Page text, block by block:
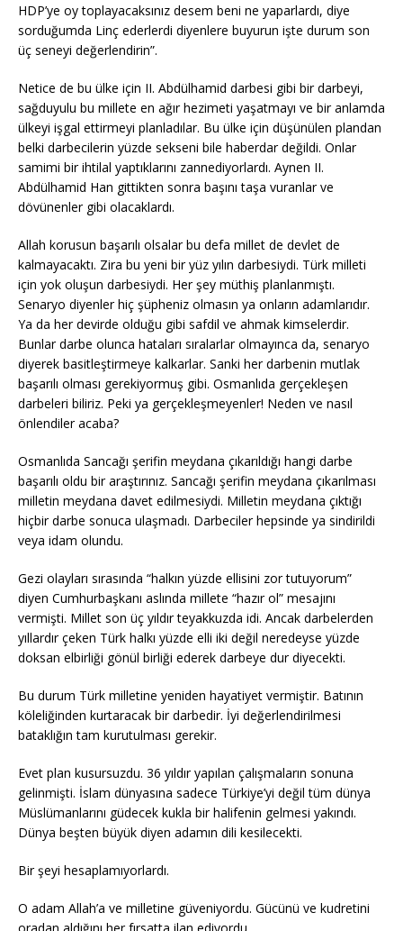
HDP’ye oy toplayacaksınız desem beni ne yaparlardı, diye
sorduğumda Linç ederlerdi diyenlere buyurun işte durum son
üç seneyi değerlendirin”.
Netice de bu ülke için II. Abdülhamid darbesi gibi bir darbeyi,
sağduyulu bu millete en ağır hezimeti yaşatmayı ve bir anlamda
ülkeyi işgal ettirmeyi planladılar. Bu ülke için düşünülen plandan
belki darbecilerin yüzde sekseni bile haberdar değildi. Onlar
samimi bir ihtilal yaptıklarını zannediyorlardı. Aynen II.
Abdülhamid Han gittikten sonra başını taşa vuranlar ve
dövünenler gibi olacaklardı.
Allah korusun başarılı olsalar bu defa millet de devlet de
kalmayacaktı. Zira bu yeni bir yüz yılın darbesiydi. Türk milleti
için yok oluşun darbesiydi. Her şey müthiş planlanmıştı.
Senaryo diyenler hiç şüpheniz olmasın ya onların adamlarıdır.
Ya da her devirde olduğu gibi safdil ve ahmak kimselerdir.
Bunlar darbe olunca hataları sıralarlar olmayınca da, senaryo
diyerek basitleştirmeye kalkarlar. Sanki her darbenin mutlak
başarılı olması gerekiyormuş gibi. Osmanlıda gerçekleşen
darbeleri biliriz. Peki ya gerçekleşmeyenler! Neden ve nasıl
önlendiler acaba?
Osmanlıda Sancağı şerifin meydana çıkarıldığı hangi darbe
başarılı oldu bir araştırınız. Sancağı şerifin meydana çıkarılması
milletin meydana davet edilmesiydi. Milletin meydana çıktığı
hiçbir darbe sonuca ulaşmadı. Darbeciler hepsinde ya sindirildi
veya idam olundu.
Gezi olayları sırasında “halkın yüzde ellisini zor tutuyorum”
diyen Cumhurbaşkanı aslında millete “hazır ol” mesajını
vermişti. Millet son üç yıldır teyakkuzda idi. Ancak darbelerden
yıllardır çeken Türk halkı yüzde elli iki değil neredeyse yüzde
doksan elbirliği gönül birliği ederek darbeye dur diyecekti.
Bu durum Türk milletine yeniden hayatiyet vermiştir. Batının
köleliğinden kurtaracak bir darbedir. İyi değerlendirilmesi
bataklığın tam kurutulması gerekir.
Evet plan kusursuzdu. 36 yıldır yapılan çalışmaların sonuna
gelinmişti. İslam dünyasına sadece Türkiye’yi değil tüm dünya
Müslümanlarını güdecek kukla bir halifenin gelmesi yakındı.
Dünya beşten büyük diyen adamın dili kesilecekti.
Bir şeyi hesaplamıyorlardı.
O adam Allah’a ve milletine güveniyordu. Gücünü ve kudretini